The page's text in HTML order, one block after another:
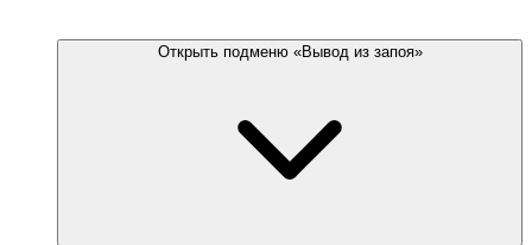
Открыть подменю «Вывод из запоя»